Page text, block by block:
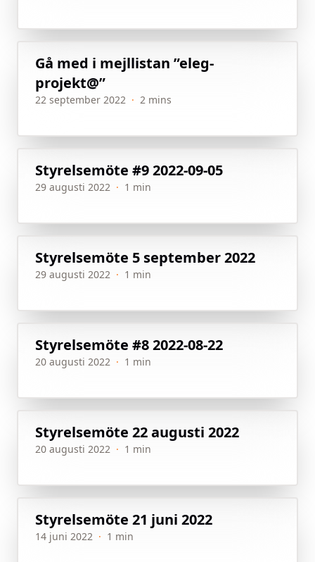
Gå med i mejllistan ”eleg-
projekt@”
22 september 2022 · 2 mins
Styrelsemöte #9 2022-09-05
29 augusti 2022 · 1 min
Styrelsemöte 5 september 2022
29 augusti 2022 · 1 min
Styrelsemöte #8 2022-08-22
20 augusti 2022 · 1 min
Styrelsemöte 22 augusti 2022
20 augusti 2022 · 1 min
Styrelsemöte 21 juni 2022
14 juni 2022 · 1 min